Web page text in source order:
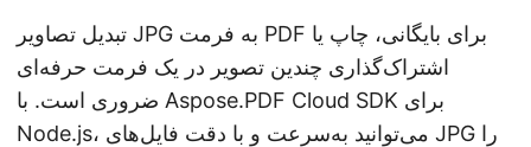
تبدیل تصاویر JPG به فرمت PDF برای بایگانی، چاپ یا
اشتراک‌گذاری چندین تصویر در یک فرمت حرفه‌ای
ضروری است. با Aspose.PDF Cloud SDK برای
Node.js، می‌توانید به‌سرعت و با دقت فایل‌های JPG را